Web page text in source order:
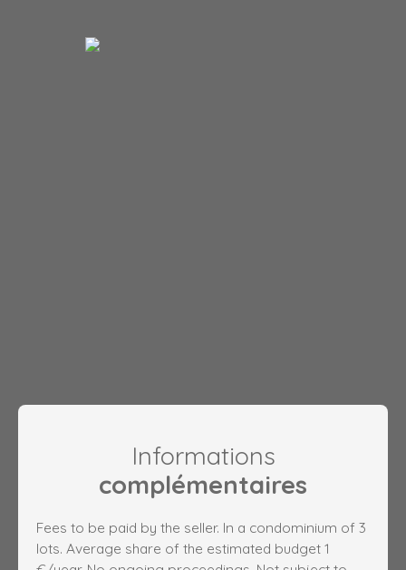
Informations
complémentaires
Fees to be paid by the seller. In a condominium of 3
lots. Average share of the estimated budget 1